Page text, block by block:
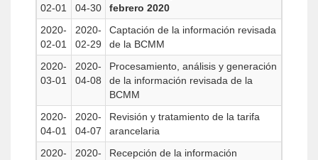
02-01
04-30
febrero 2020
2020-
02-01
2020-
02-29
Captación de la información revisada
de la BCMM
2020-
03-01
2020-
04-08
Procesamiento, análisis y generación
de la información revisada de la
BCMM
2020-
04-01
2020-
04-07
Revisión y tratamiento de la tarifa
arancelaria
2020-
2020-
Recepción de la información